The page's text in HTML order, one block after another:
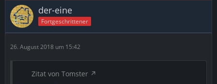
der-eine
Fortgeschrittener
26. August 2018 um 15:42
Zitat von Tomster